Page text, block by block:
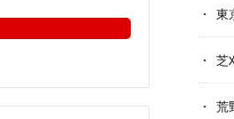
東
芝
荒